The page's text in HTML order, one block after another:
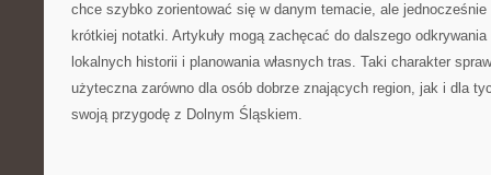
chce szybko zorientować się w danym temacie, ale
krótkiej notatki. Artykuły mogą zachęcać do dalszego
lokalnych historii i planowania własnych tras. Taki charakter
użyteczna zarówno dla osób dobrze znających region, jak i dla
swoją przygodę z Dolnym Śląskiem.